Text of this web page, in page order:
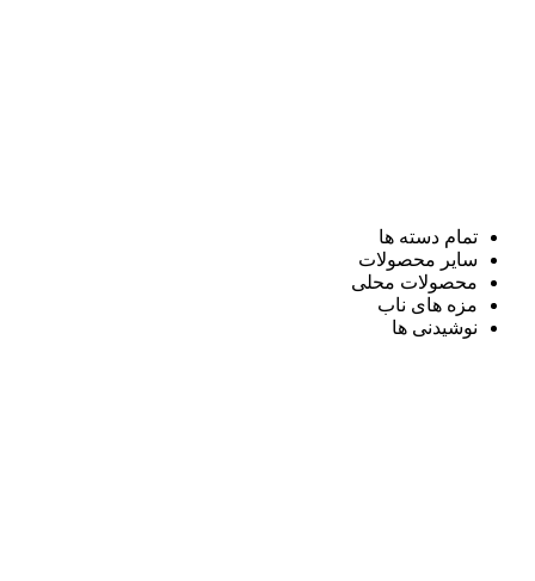
تمام دسته ها
سایر محصولات
محصولات محلی
مزه های ناب
نوشیدنی ها